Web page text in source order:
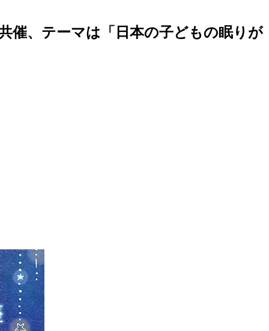
催、テーマは「日本の子どもの眠りが